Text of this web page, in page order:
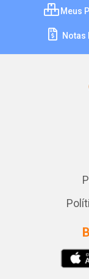
Meus
Notas